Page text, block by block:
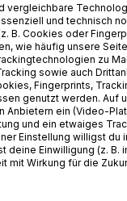
Allgemeines
Sachenrecht (SR)
Fern- und
Internationales
Ehegesetz (EheG)
vergleichbare
und technisch
B. Cookies oder
wie häufig unsere
zu
sowie auch
Fingerprints,
genutzt werden. Auf
Anbietern ein (Video-
und ein etwaiges
Einstellung willigst du
deine Einwilligung (z. B.
mit Wirkung für die